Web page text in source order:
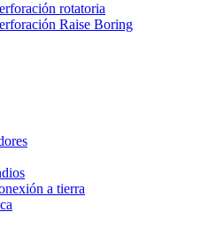
rotatoria
Raise Boring
a tierra